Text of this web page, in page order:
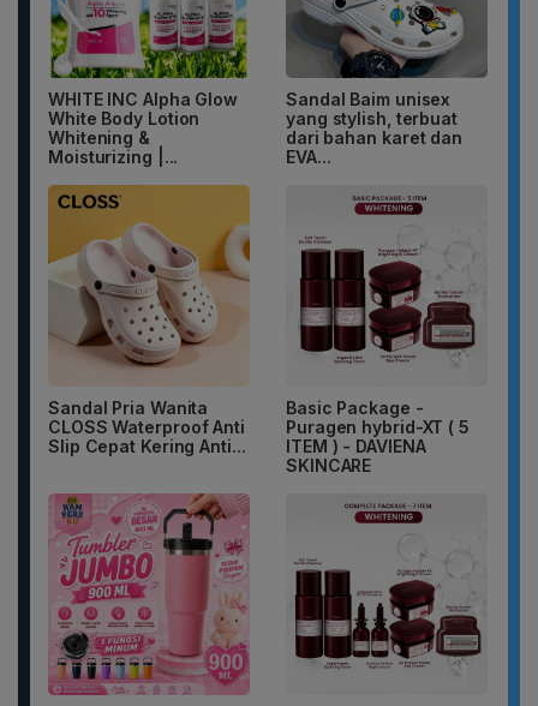
WHITE INC Alpha Glow
White Body Lotion
Whitening &
Moisturizing |...
Sandal Baim unisex
yang stylish, terbuat
dari bahan karet dan
EVA...
Sandal Pria Wanita
CLOSS Waterproof Anti
Slip Cepat Kering Anti...
Basic Package -
Puragen hybrid-XT ( 5
ITEM ) - DAVIENA
SKINCARE